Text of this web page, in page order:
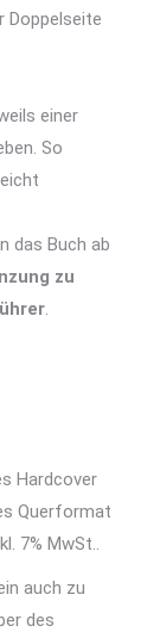
Doppelseite
einer
So
das Buch ab
zu
.
Hardcover
Querformat
7% MwSt..
auch zu
des